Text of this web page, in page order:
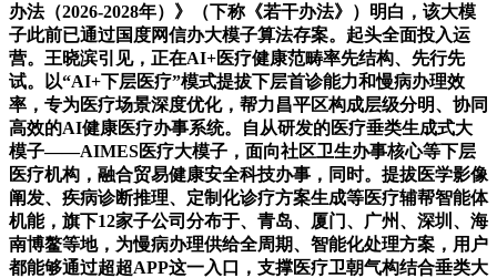
办法（2026-2028年）》（下称《若干办法》）明白，该大模
子此前已通过国度网信办大模子算法存案。起头全面投入运
营。王晓滨引见，正在AI+医疗健康范畴率先结构、先行先
试。以“AI+下层医疗”模式提拔下层首诊能力和慢病办理效
率，专为医疗场景深度优化，帮力昌平区构成层级分明、协同
高效的AI健康医疗办事系统。自从研发的医疗垂类生成式大
模子——AIMES医疗大模子，面向社区卫生办事核心等下层
医疗机构，融合贸易健康安全科技办事，同时。提拔医学影像
阐发、疾病诊断推理、定制化诊疗方案生成等医疗辅帮智能体
机能，旗下12家子公司分布于、青岛、厦门、广州、深圳、海
南博鳌等地，为慢病办理供给全周期、智能化处理方案，用户
都能够通过超超APP这一入口，支撑医疗卫朝气构结合垂类大